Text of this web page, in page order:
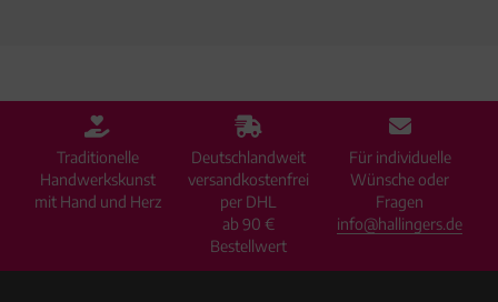
Traditionelle
Handwerkskunst
mit Hand und Herz
Deutschlandweit
versandkostenfrei
per DHL
ab 90 €
Bestellwert
Für individuelle
Wünsche oder
Fragen
info@hallingers.de